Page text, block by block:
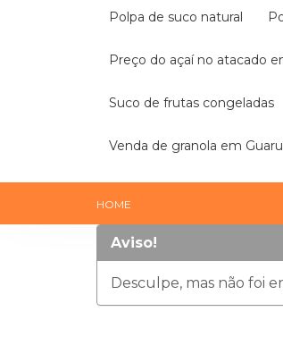
Polpa de suco natural
Preço do açaí no atacado
Suco de frutas congeladas
Venda de granola em
HOME
Aviso!
Desculpe, mas não foi